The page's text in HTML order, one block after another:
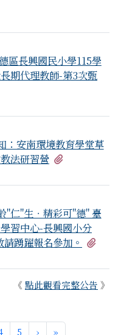
區長興國民小學115學
期代理教師-第3次甄
：安南環境教育學堂草
法研習營
"仁"生‧精彩可"德" 臺
習中心-長興國小分
踴躍報名參加。
《 點此觀看完整公告 》
5 ›下一頁
»最後頁